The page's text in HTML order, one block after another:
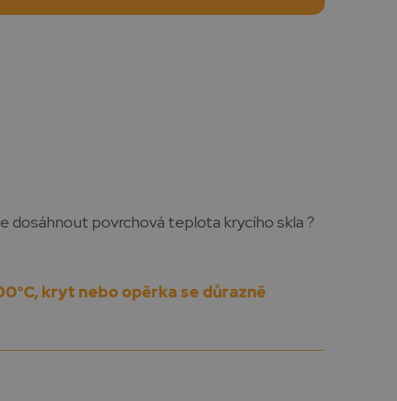
dosáhnout povrchová teplota krycího skla ?
kryt nebo opěrka se důrazně